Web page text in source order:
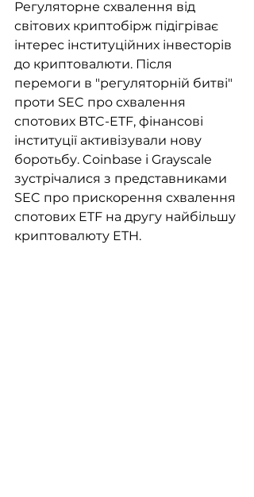
Регуляторне схвалення від
світових криптобірж підігріває
інтерес інституційних інвесторів
до криптовалюти. Після
перемоги в "регуляторній битві"
проти SEC про схвалення
спотових BTC-ETF, фінансові
інституції активізували нову
боротьбу. Coinbase і Grayscale
зустрічалися з представниками
SEC про прискорення схвалення
спотових ETF на другу найбільшу
криптовалюту ETH.